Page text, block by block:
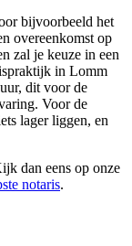
bijvoorbeeld het
overeenkomst op
zal je keuze in een
in Lomm
dit voor de
Voor de
lager liggen, en
dan eens op onze
notaris.